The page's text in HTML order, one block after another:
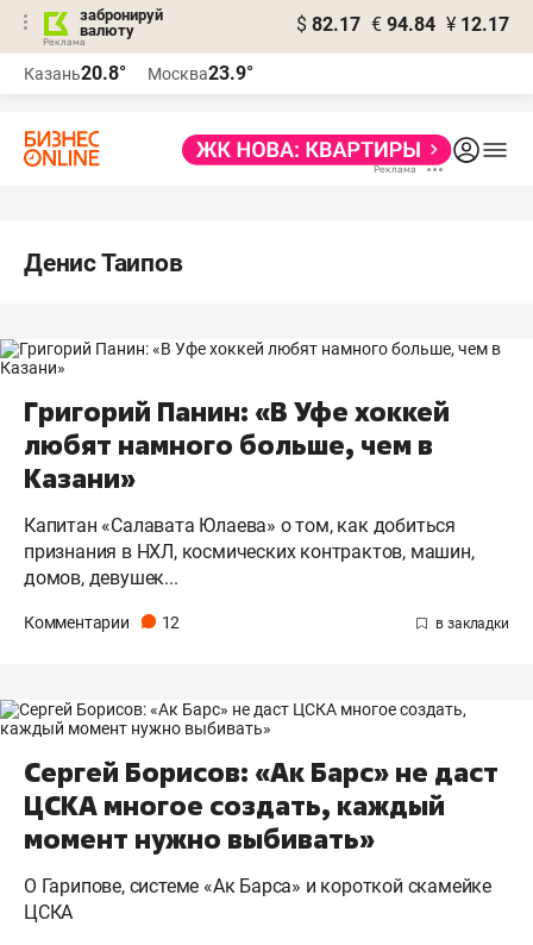
забронируй
валюту
$ 82.17 € 94.84 ¥ 12.17
Казань20.8° Москва23.9°
Денис Таипов
Григорий Панин: «В Уфе хоккей
любят намного больше, чем в
Казани»
Капитан «Салавата Юлаева» о том, как добиться
признания в НХЛ, космических контрактов, машин,
домов, девушек...
Комментарии 12
Сергей Борисов: «Ак Барс» не даст
ЦСКА многое создать, каждый
момент нужно выбивать»
О Гарипове, системе «Ак Барса» и короткой скамейке
ЦСКА